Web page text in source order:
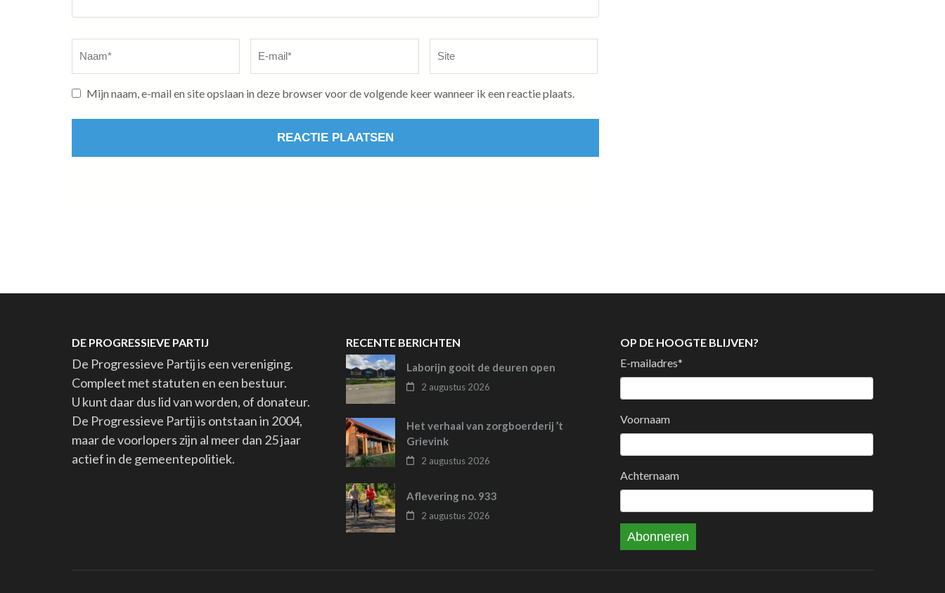
mail*
Mijn naam, e-mail en site opslaan in deze browser voor de volgende keer wanneer ik een reactie plaats.
DE PROGRESSIEVE PARTIJ
De Progressieve Partij is een vereniging.
Compleet met statuten en een bestuur.
U kunt daar dus lid van worden, of donateur.
De Progressieve Partij is ontstaan in 2004,
maar de voorlopers zijn al meer dan 25 jaar
actief in de gemeentepolitiek.
RECENTE BERICHTEN
Laborijn gooit de deuren open
2 augustus 2026
Het verhaal van zorgboerderij ’t
Grievink
2 augustus 2026
Aflevering no. 933
2 augustus 2026
OP DE HOOGTE BLIJVEN?
E-mailadres*
Voornaam
Achternaam
Abonneren